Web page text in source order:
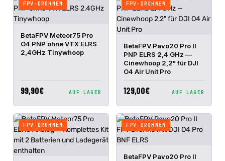
FPV-DROHNEN
SCHNELLANSICHT
IN DEN
WARENKORB
BetaFPV Meteor75 Pro
O4 PNP ohne VTX ELRS
2,4GHz Tinywhoop
99,90€ AUF LAGER
FPV-DROHNEN
SCHNELLANSICHT
IN DEN
BetaFPV Pavo20 Pro II
PNP ELRS 2,4 GHz —
Cinewhoop 2,2" für DJI
O4 Air Unit Pro
129,00€ AUF LAGER
FPV-DROHNEN FPV-DROHNEN
SCHNELLANSICHT
IN DEN
BetaFPV Pavo20 Pro II